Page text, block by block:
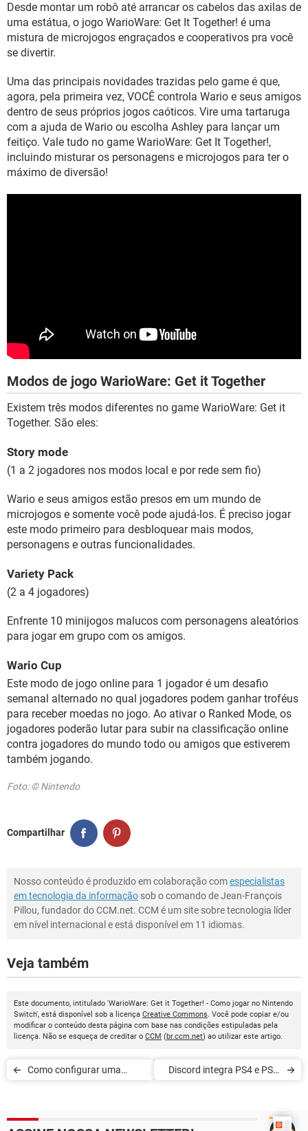
Desde montar um robô até arrancar os cabelos das axilas de
uma estátua, o jogo WarioWare: Get It Together! é uma
mistura de microjogos engraçados e cooperativos pra você
se divertir.
Uma das principais novidades trazidas pelo game é que,
agora, pela primeira vez, VOCÊ controla Wario e seus amigos
dentro de seus próprios jogos caóticos. Vire uma tartaruga
com a ajuda de Wario ou escolha Ashley para lançar um
feitiço. Vale tudo no game WarioWare: Get It Together!,
incluindo misturar os personagens e microjogos para ter o
máximo de diversão!
Modos de jogo WarioWare: Get it Together
Existem três modos diferentes no game WarioWare: Get it
Together. São eles:
Story mode
(1 a 2 jogadores nos modos local e por rede sem fio)
Wario e seus amigos estão presos em um mundo de
microjogos e somente você pode ajudá-los. É preciso jogar
este modo primeiro para desbloquear mais modos,
personagens e outras funcionalidades.
Variety Pack
(2 a 4 jogadores)
Enfrente 10 minijogos malucos com personagens aleatórios
para jogar em grupo com os amigos.
Wario Cup
Este modo de jogo online para 1 jogador é um desafio
semanal alternado no qual jogadores podem ganhar troféus
para receber moedas no jogo. Ao ativar o Ranked Mode, os
jogadores poderão lutar para subir na classificação online
contra jogadores do mundo todo ou amigos que estiverem
também jogando.
Foto: © Nintendo
Compartilhar
Nosso conteúdo é produzido em colaboração comespecialistas
em tecnologia da informação sob o comando de Jean-François
Pillou, fundador do CCM.net. CCM é um site sobre tecnologia líder
em nível internacional e está disponível em 11 idiomas.
Veja também
Este documento, intitulado 'WarioWare: Get it Together! - Como jogar no Nintendo
Switch', está disponível sob a licença Creative Commons. Você pode copiar e/ou
modificar o conteúdo desta página com base nas condições estipuladas pela
licença. Não se esqueça de creditar o CCM (br.ccm.net) ao utilizar este artigo.
Como configurar uma
Discord integra PS4 e PS5;